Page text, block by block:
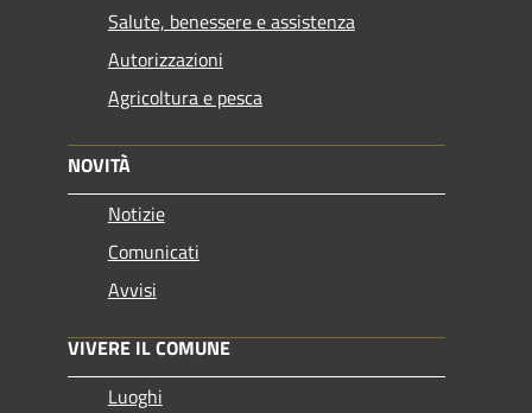
Salute, benessere e assistenza
Autorizzazioni
Agricoltura e pesca
NOVITÀ
Notizie
Comunicati
Avvisi
VIVERE IL COMUNE
Luoghi